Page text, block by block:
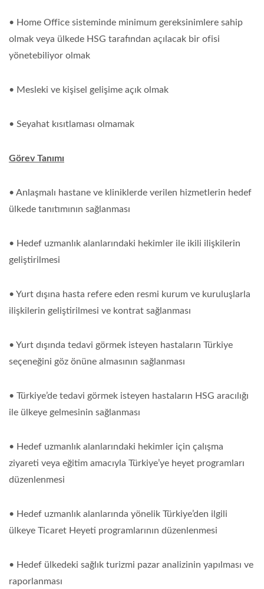
• Home Office sisteminde minimum gereksinimlere sahip
olmak veya ülkede HSG tarafından açılacak bir ofisi
yönetebiliyor olmak
• Mesleki ve kişisel gelişime açık olmak
• Seyahat kısıtlaması olmamak
Görev Tanımı
• Anlaşmalı hastane ve kliniklerde verilen hizmetlerin hedef
ülkede tanıtımının sağlanması
• Hedef uzmanlık alanlarındaki hekimler ile ikili ilişkilerin
geliştirilmesi
• Yurt dışına hasta refere eden resmi kurum ve kuruluşlarla
ilişkilerin geliştirilmesi ve kontrat sağlanması
• Yurt dışında tedavi görmek isteyen hastaların Türkiye
seçeneğini göz önüne almasının sağlanması
• Türkiye’de tedavi görmek isteyen hastaların HSG aracılığı
ile ülkeye gelmesinin sağlanması
• Hedef uzmanlık alanlarındaki hekimler için çalışma
ziyareti veya eğitim amacıyla Türkiye’ye heyet programları
düzenlenmesi
• Hedef uzmanlık alanlarında yönelik Türkiye’den ilgili
ülkeye Ticaret Heyeti programlarının düzenlenmesi
• Hedef ülkedeki sağlık turizmi pazar analizinin yapılması ve
raporlanması